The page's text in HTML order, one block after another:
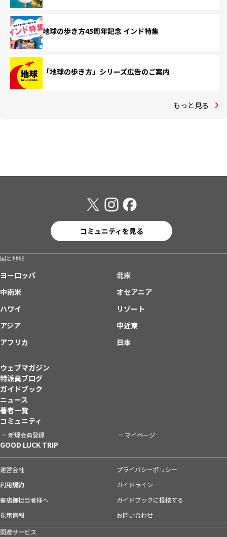
地球の歩き方45周年記念 インド特集
「地球の歩き方」シリーズ広告のご案内
もっと見る
コミュニティを見る
国と地域
ヨーロッパ
北米
中南米
オセアニア
ハワイ
リゾート
アジア
中近東
アフリカ
日本
ウェブマガジン
特派員ブログ
ガイドブック
ニュース
著者一覧
コミュニティ
新規会員登録 マイページ
GOOD LUCK TRIP
運営会社
プライバシーポリシー
利用規約
ガイドライン
書店御担当者様へ
ガイドブックに投稿する
採用情報
お問い合わせ
関連サービス